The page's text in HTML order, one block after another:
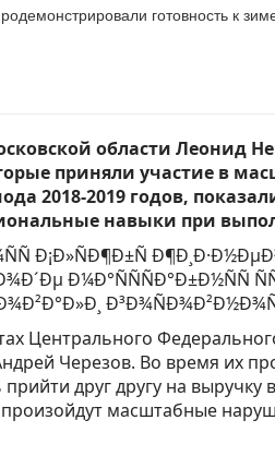
готовность к
области Леонид
приняли участие в
2018-2019 годов,
навыки при
Центрального
Черезов. Во время их
друг другу на выручку
масштабные